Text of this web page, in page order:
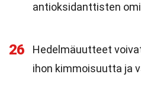
antioksidanttisten
26
Hedelmäuutteet
ihon kimmoisuutta ja